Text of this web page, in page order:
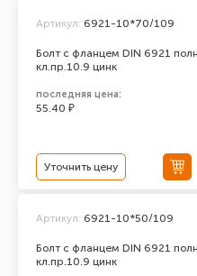
Болт с фланцем DIN 6921
кл.пр.10.9 цинк
Артикул: 6921-10*70/109
последняя цена:
55.40 ₽
Уточнить цену
Болт с фланцем DIN 6921
кл.пр.10.9 цинк
Артикул: 6921-10*50/109